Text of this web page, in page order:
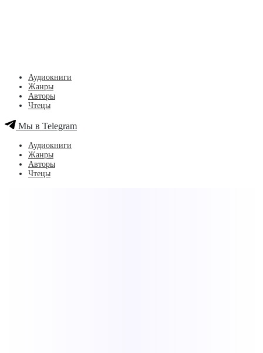
Аудиокниги
Жанры
Авторы
Чтецы
Мы в Telegram
Аудиокниги
Жанры
Авторы
Чтецы